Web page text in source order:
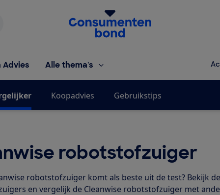
Homepage van de Consumentenbond
Advies Alle thema's
Koopadvies Gebruikstips
robotstofzuiger
robotstofzuiger komt als beste uit de test? Bekijk
en vergelijk de Cleanwise robotstofzuiger met